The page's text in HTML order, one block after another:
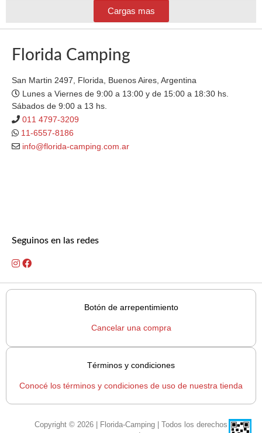
Cargas mas
Florida Camping
San Martin 2497, Florida, Buenos Aires, Argentina
Lunes a Viernes de 9:00 a 13:00 y de 15:00 a 18:30 hs.
Sábados de 9:00 a 13 hs.
011 4797-3209
11-6557-8186
info@florida-camping.com.ar
Seguinos en las redes
Botón de arrepentimiento
Cancelar una compra
Términos y condiciones
Conocé los términos y condiciones de uso de nuestra tienda
Copyright © 2026 | Florida-Camping | Todos los derechos